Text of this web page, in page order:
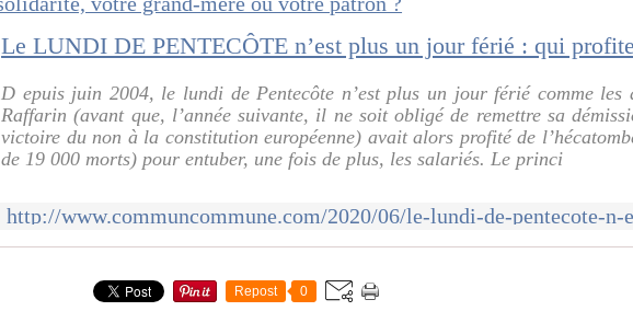
D epuis juin 2004, le lundi de Pentecôte n’est plus un jour férié comme les
Raffarin (avant que, l’année suivante, il ne soit obligé de remettre sa
victoire du non à la constitution européenne) avait alors profité de
de 19 000 morts) pour entuber, une fois de plus, les salariés. Le princi
Repost 0